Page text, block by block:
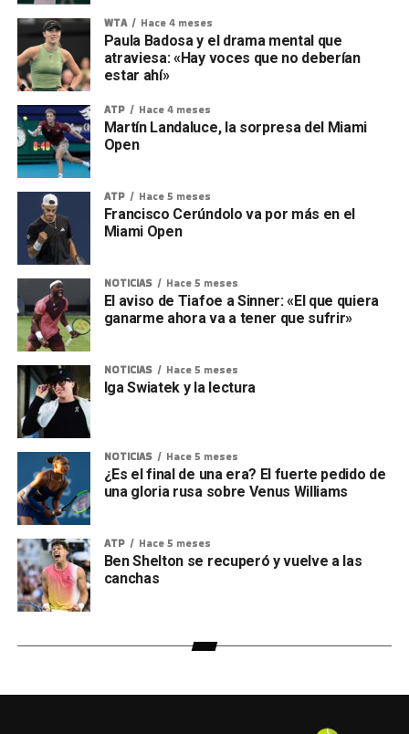
WTA Hace 4 meses
Paula Badosa y el drama mental que
atraviesa: «Hay voces que no deberían
estar ahí»
ATP Hace 4 meses
Martín Landaluce, la sorpresa del Miami
Open
ATP Hace 5 meses
Francisco Cerúndolo va por más en el
Miami Open
NOTICIAS Hace 5 meses
El aviso de Tiafoe a Sinner: «El que quiera
ganarme ahora va a tener que sufrir»
NOTICIAS Hace 5 meses
Iga Swiatek y la lectura
NOTICIAS Hace 5 meses
¿Es el final de una era? El fuerte pedido de
una gloria rusa sobre Venus Williams
ATP Hace 5 meses
Ben Shelton se recuperó y vuelve a las
canchas